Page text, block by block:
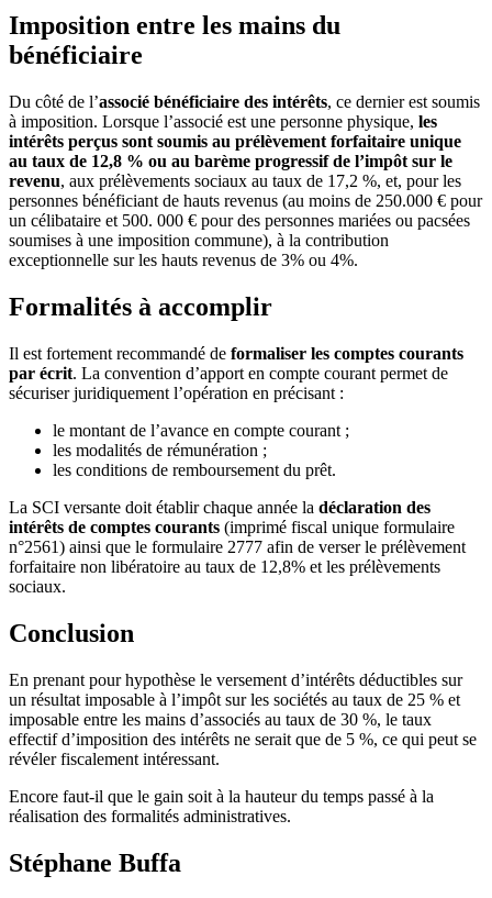
Imposition entre les mains du
bénéficiaire
Du côté de l’associé bénéficiaire des intérêts, ce dernier est soumis
à imposition. Lorsque l’associé est une personne physique, les
intérêts perçus sont soumis au prélèvement forfaitaire unique
au taux de 12,8 % ou au barème progressif de l’impôt sur le
revenu, aux prélèvements sociaux au taux de 17,2 %, et, pour les
personnes bénéficiant de hauts revenus (au moins de 250.000 € pour
un célibataire et 500. 000 € pour des personnes mariées ou pacsées
soumises à une imposition commune), à la contribution
exceptionnelle sur les hauts revenus de 3% ou 4%.
Formalités à accomplir
Il est fortement recommandé de formaliser les comptes courants
par écrit. La convention d’apport en compte courant permet de
sécuriser juridiquement l’opération en précisant :
le montant de l’avance en compte courant ;
les modalités de rémunération ;
les conditions de remboursement du prêt.
La SCI versante doit établir chaque année la déclaration des
intérêts de comptes courants (imprimé fiscal unique formulaire
n°2561) ainsi que le formulaire 2777 afin de verser le prélèvement
forfaitaire non libératoire au taux de 12,8% et les prélèvements
sociaux.
Conclusion
En prenant pour hypothèse le versement d’intérêts déductibles sur
un résultat imposable à l’impôt sur les sociétés au taux de 25 % et
imposable entre les mains d’associés au taux de 30 %, le taux
effectif d’imposition des intérêts ne serait que de 5 %, ce qui peut se
révéler fiscalement intéressant.
Encore faut-il que le gain soit à la hauteur du temps passé à la
réalisation des formalités administratives.
Stéphane Buffa